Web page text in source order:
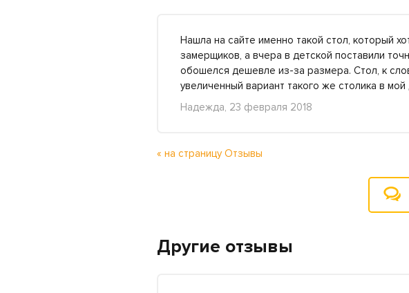
Нашла на сайте именно такой стол, который
замерщиков, а вчера в детской поставили
обошелся дешевле из-за размера. Стол, к
увеличенный вариант такого же столика в
Надежда, 23 февраля 2018
« на страницу Отзывы
Другие отзывы